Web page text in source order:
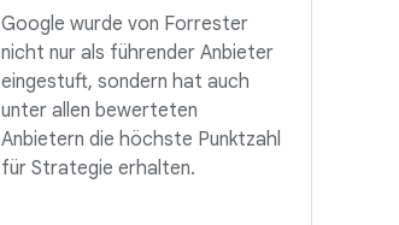
Google wurde von Forrester
nicht nur als führender Anbieter
eingestuft, sondern hat auch
unter allen bewerteten
Anbietern die höchste Punktzahl
für Strategie erhalten.